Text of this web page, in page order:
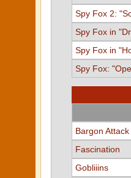
Spy Fox 2:
Spy Fox in
Spy Fox in
Spy Fox:
Bargon Attack
Fascination
Gobliiins